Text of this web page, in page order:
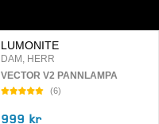
LUMONITE
DAM, HERR
VECTOR V2 PANNLAMPA
(6)
999 kr